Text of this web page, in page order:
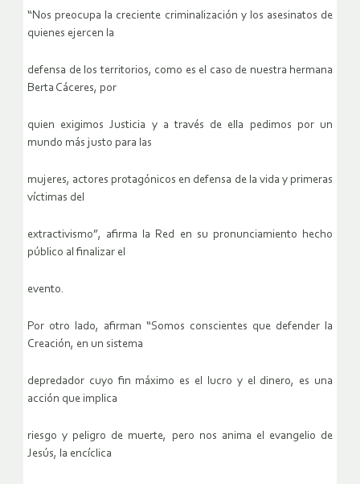
“Nos preocupa la creciente criminalización y los asesinatos de
quienes ejercen la
defensa de los territorios, como es el caso de nuestra hermana
Berta Cáceres, por
quien exigimos Justicia y a través de ella pedimos por un
mundo más justo para las
mujeres, actores protagónicos en defensa de la vida y primeras
víctimas del
extractivismo”, afirma la Red en su pronunciamiento hecho
público al finalizar el
evento.
Por otro lado, afirman “Somos conscientes que defender la
Creación, en un sistema
depredador cuyo fin máximo es el lucro y el dinero, es una
acción que implica
riesgo y peligro de muerte, pero nos anima el evangelio de
Jesús, la encíclica